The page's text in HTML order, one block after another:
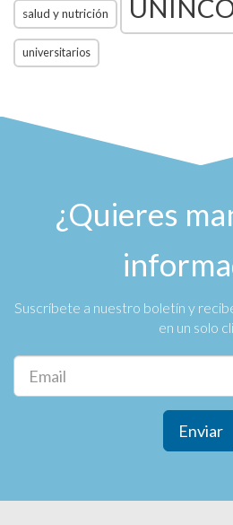
salud y nutrición
universitarios
¿Quieres
Suscríbete a nuestro boletín y
en un solo
Enviar